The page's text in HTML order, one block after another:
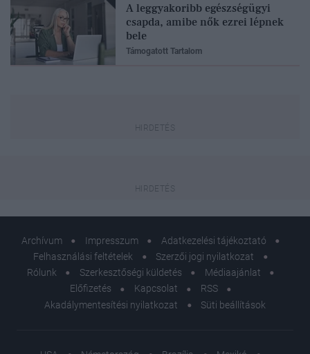
A leggyakoribb egészségügyi
csapda, amibe nők ezrei lépnek
bele
Támogatott Tartalom
Archívum Impresszum
Adatkezelési tájékoztató
Felhasználási feltételek
Szerzői jogi nyilatkozat
Rólunk
Szerkesztőségi küldetés
Médiaajánlat
Előfizetés
Kapcsolat
RSS
Akadálymentesítési nyilatkozat
Süti beállítások